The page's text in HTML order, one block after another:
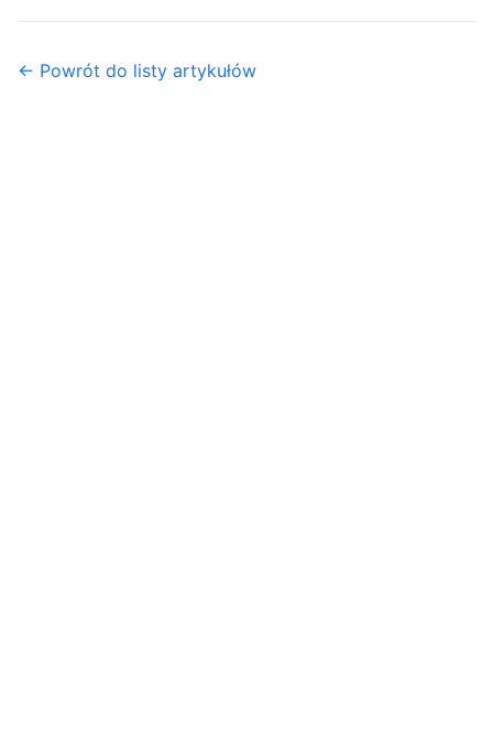
← Powrót do listy artykułów